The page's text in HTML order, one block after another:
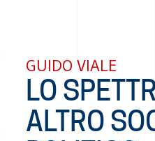
GUIDO VIALE
LO
ALTRO